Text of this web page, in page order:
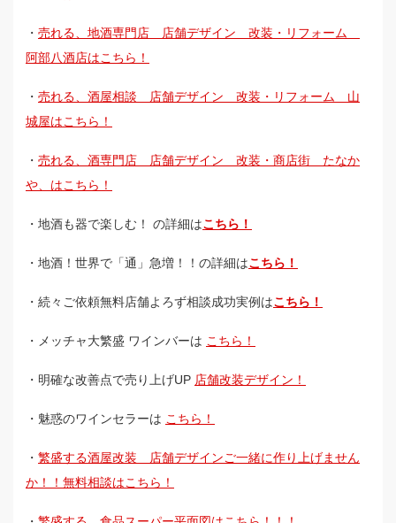
・ 売れる、地酒専門店 店舗デザイン 改装・リフォーム
阿部八酒店はこちら！
・ 売れる、酒屋相談 店舗デザイン 改装・リフォーム 山
城屋はこちら！
・ 売れる、酒専門店 店舗デザイン 改装・商店街 たなか
や、はこちら！
・地酒も器で楽しむ！ の詳細はこちら！
・地酒！世界で「通」急増！！の詳細はこちら！
・続々ご依頼無料店舗よろず相談成功実例はこちら！
・メッチャ大繁盛 ワインバーは こちら！
・明確な改善点で売り上げUP 店舗改装デザイン！
・魅惑のワインセラーは こちら！
・ 繁盛する酒屋改装 店舗デザインご一緒に作り上げません
か！！無料相談はこちら！